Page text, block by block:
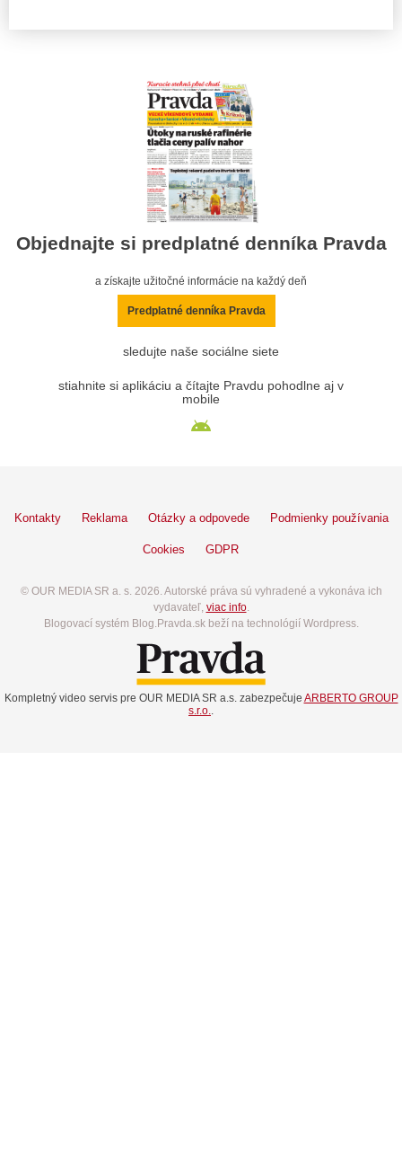
Objednajte si predplatné denníka Pravda
a získajte užitočné informácie na každý deň
Predplatné denníka Pravda
sledujte naše sociálne siete
stiahnite si aplikáciu a čítajte Pravdu pohodlne aj v
mobile
Kontakty Reklama Otázky a odpovede Podmienky používania
Cookies GDPR
© OUR MEDIA SR a. s. 2026. Autorské práva sú vyhradené a vykonáva ich
vydavateľ, viac info.
Blogovací systém Blog.Pravda.sk beží na technológií Wordpress.
Kompletný video servis pre OUR MEDIA SR a.s. zabezpečuje ARBERTO GROUP
s.r.o..